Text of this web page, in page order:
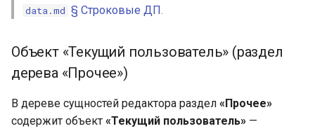
data.md § Строковые ДП.
Объект «Текущий пользователь» (раздел
дерева «Прочее»)
В дереве сущностей редактора раздел «Прочее»
содержит объект «Текущий пользователь» —